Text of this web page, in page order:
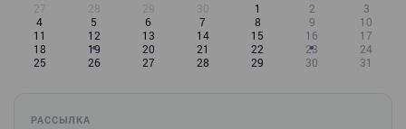
27 28 29 30 1 2
3
4
5 6 7 8 9
10
11
12 13 14 15 16
17
18
19 20 21 22 23
24
25
26 27 28 29 30 31
РАССЫЛКА